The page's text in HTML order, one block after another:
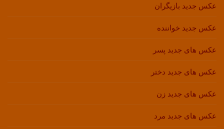
عکس جدید بازیگران
عکس جدید خواننده
عکس های جدید پسر
عکس های جدید دختر
عکس های جدید زن
عکس های جدید مرد